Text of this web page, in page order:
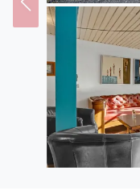
Fjellerup. Nicht
Möglichkeiten zum
Auf Djursland gibt
Rain Forest, Den
sind nur einige
bezaubert mit
Naturschutzgebiet